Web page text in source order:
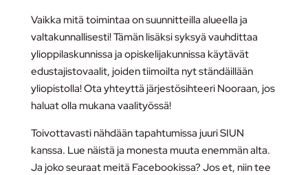
Vaikka mitä toimintaa on suunnitteilla alueella ja
valtakunnallisesti! Tämän lisäksi syksyä vauhdittaa
ylioppilaskunnissa ja opiskelijakunnissa käytävät
edustajistovaalit, joiden tiimoilta nyt ständäillään
yliopistolla! Ota yhteyttä järjestösihteeri Nooraan, jos
haluat olla mukana vaalityössä!
Toivottavasti nähdään tapahtumissa juuri SIUN
kanssa. Lue näistä ja monesta muuta enemmän alta.
Ja joko seuraat meitä Facebookissa? Jos et, niin tee